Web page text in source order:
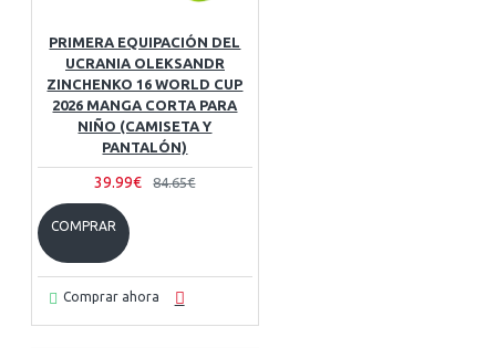
PRIMERA EQUIPACIÓN DEL
UCRANIA OLEKSANDR
ZINCHENKO 16 WORLD CUP
2026 MANGA CORTA PARA
NIÑO (CAMISETA Y
PANTALÓN)
39.99€ 84.65€
COMPRAR
Comprar ahora